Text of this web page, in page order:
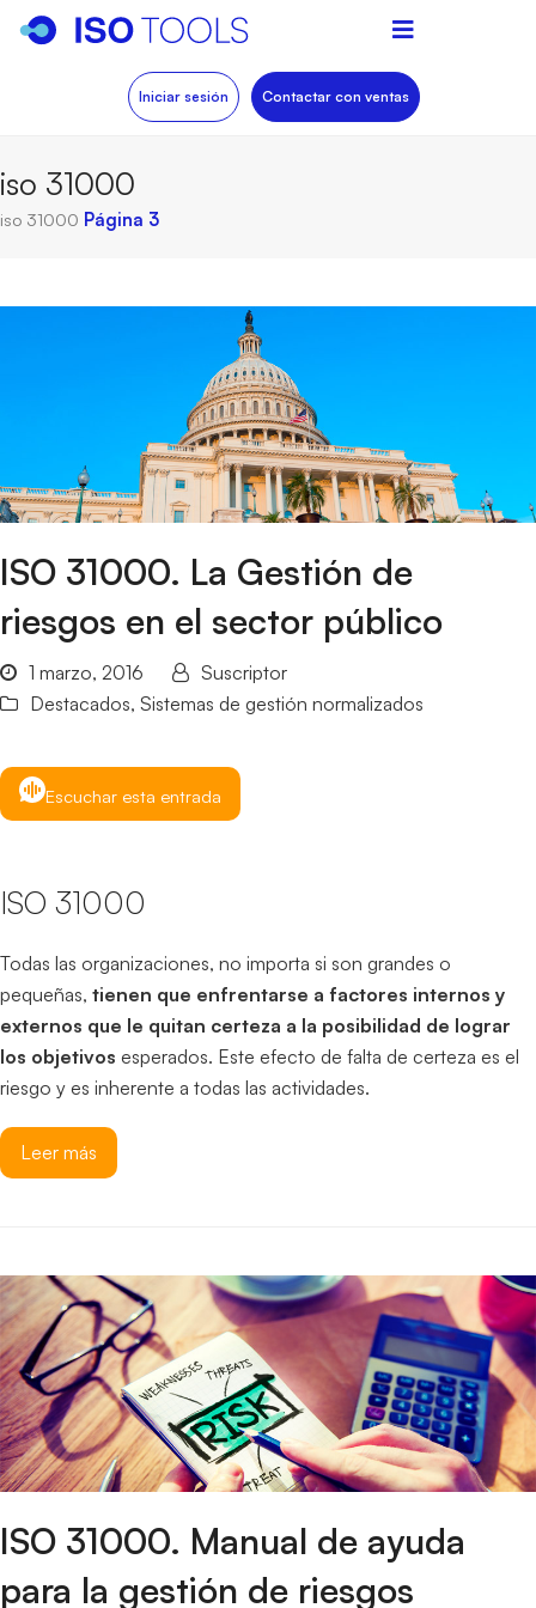
Iniciar sesión Contactar con ventas
iso 31000
iso 31000 Página 3
ISO 31000. La Gestión de
riesgos en el sector público
1 marzo, 2016
Suscriptor
Destacados, Sistemas de gestión normalizados
Escuchar esta entrada
ISO 31000
Todas las organizaciones, no importa si son grandes o
pequeñas, tienen que enfrentarse a factores internos y
externos que le quitan certeza a la posibilidad de lograr
los objetivos esperados. Este efecto de falta de certeza es el
riesgo y es inherente a todas las actividades.
Leer más
ISO 31000. Manual de ayuda
para la gestión de riesgos